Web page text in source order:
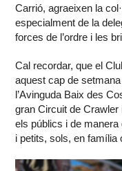
Carrió, agraeixen la
especialment de la
forces de l’ordre i les
Cal recordar, que el
aquest cap de
l’Avinguda Baix des
gran Circuit de
els públics i de
i petits, sols, en